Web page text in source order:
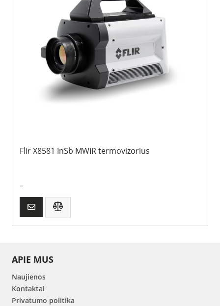
Flir X8581 InSb MWIR termovizorius
–
APIE MUS
Naujienos
Kontaktai
Privatumo politika